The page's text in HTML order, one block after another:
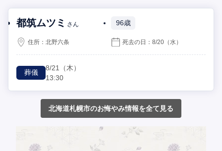
都筑ムツミ さん 96歳
住所：北野六条 死去の日：8/20 （水）
葬儀
8/21
（木）
13:30
北海道札幌市のお悔やみ情報を全て見る